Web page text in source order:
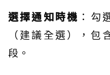
選擇通知時機 ：勾
（建議全選），
段。